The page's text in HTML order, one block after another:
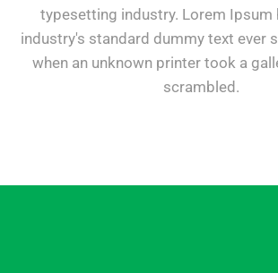
typesetting industry. Lorem Ipsum
industry's standard dummy text ever
when an unknown printer took a
scrambled.